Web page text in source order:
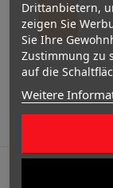
Drittanbietern,
zeigen Sie
Sie Ihre
Zustimmung zu
auf die
Weitere